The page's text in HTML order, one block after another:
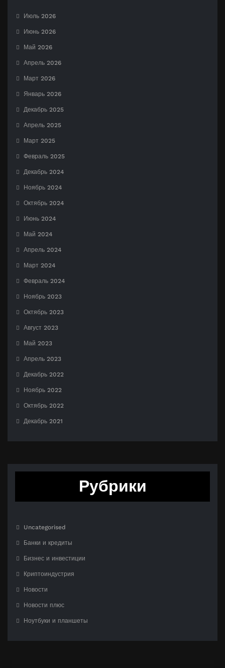
Июль 2026
Июнь 2026
Май 2026
Апрель 2026
Март 2026
Январь 2026
Декабрь 2025
Апрель 2025
Март 2025
Февраль 2025
Декабрь 2024
Ноябрь 2024
Октябрь 2024
Июнь 2024
Май 2024
Апрель 2024
Март 2024
Февраль 2024
Ноябрь 2023
Октябрь 2023
Август 2023
Май 2023
Апрель 2023
Декабрь 2022
Ноябрь 2022
Октябрь 2022
Декабрь 2021
Рубрики
Uncategorised
Банки и кредиты
Бизнес и инвестиции
Криптоиндустрия
Новости
Новости плюс
Ноутбуки и планшеты